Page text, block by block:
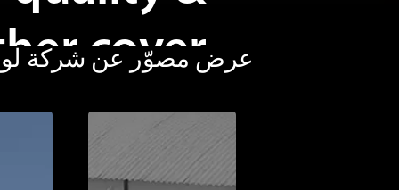
cover
عرض مصوّر عن شركة